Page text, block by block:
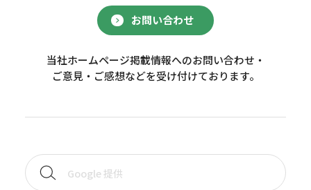
お問い合わせ
当社ホームページ掲載情報へのお問い合わせ・
ご意見・ご感想などを受け付けております。